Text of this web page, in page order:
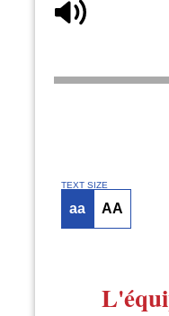
TEXT SIZE
aa AA